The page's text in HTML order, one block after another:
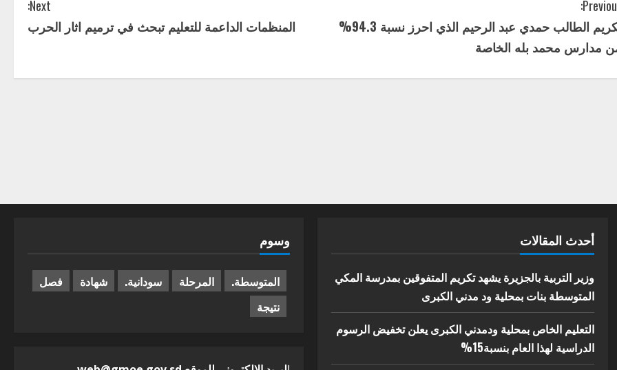
تكريم الطالب حمدي عبد الرحيم الذي احرز نسبة 94.3%
مدارس محمد بله الخاصة
Next:
المنظمات الداعمة للتعليم تبحث في ترميم اثار الحرب
أحدث المقالات
وزير التربية بالجزيرة يشهد تكريم المتفوقين بمدرسة المكي
المتوسطة بنات بمحلية ود مدني الكبرى
التعليم الخاص بمحلية ودمدني الكبرى يعلن تخفيض الرسوم
الدراسية لهذا العام بنسبة15%
وسوم
المتوسطة. المرحلة سودانية. شهادة
فصل
نتيجة